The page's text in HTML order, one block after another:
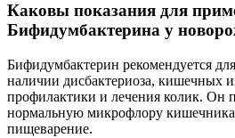
Каковы показания для
Бифидумбактерина у
Бифидумбактерин рекомендуется
наличии дисбактериоза, кишечных
профилактики и лечения колик. Он
нормальную микрофлору
пищеварение.